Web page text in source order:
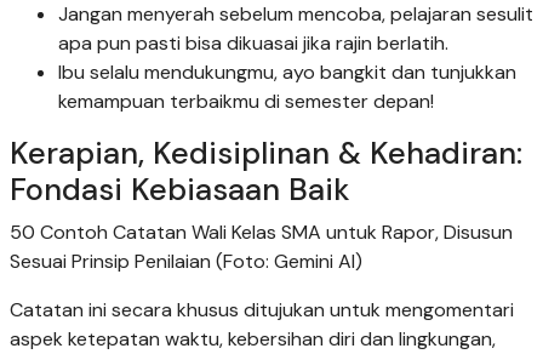
Jangan menyerah sebelum mencoba, pelajaran sesulit
apa pun pasti bisa dikuasai jika rajin berlatih.
Ibu selalu mendukungmu, ayo bangkit dan tunjukkan
kemampuan terbaikmu di semester depan!
Kerapian, Kedisiplinan & Kehadiran:
Fondasi Kebiasaan Baik
50 Contoh Catatan Wali Kelas SMA untuk Rapor, Disusun
Sesuai Prinsip Penilaian (Foto: Gemini AI)
Catatan ini secara khusus ditujukan untuk mengomentari
aspek ketepatan waktu, kebersihan diri dan lingkungan,